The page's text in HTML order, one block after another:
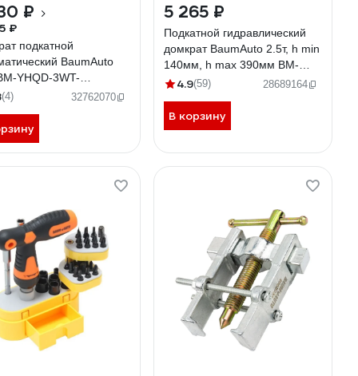
₽
₽
подкатной
BaumAuto
YHQD-3WT-
(4) 32762070
5 265 ₽
Подкатной гидравлический
домкрат BaumAuto 2.5т, h min
140мм, h max 390мм BM-
TR20005(52144)
4.9(59) 28689164
В корзину